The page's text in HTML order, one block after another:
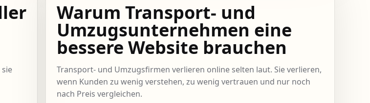
Warum Transport- und
Umzugsunternehmen eine
bessere Website brauchen
Transport- und Umzugsfirmen verlieren online selten laut. Sie verlieren,
wenn Kunden zu wenig verstehen, zu wenig vertrauen und nur noch
nach Preis vergleichen.